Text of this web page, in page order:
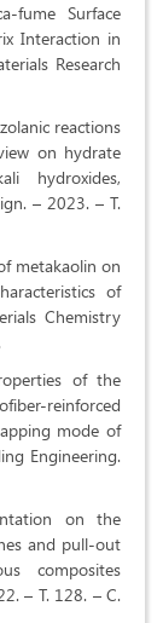
fume Surface
Interaction in
Research
reactions
on hydrate
hydroxides,
– 2023. – Т.
metakaolin on
of
Chemistry
of the
reinforced
mode of
Engineering.
on the
and pull-out
composites
– Т. 128. – С.